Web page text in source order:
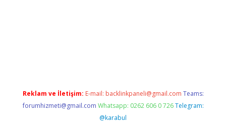
Reklam ve İletişim: E-mail: backlinkpaneli@gmail.com Teams:
forumhizmeti@gmail.com Whatsapp: 0262 606 0 726 Telegram:
@karabul